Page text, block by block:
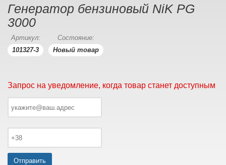
Генератор бензиновый NiK PG
3000
Артикул:
101327-3
Состояние:
Новый товар
Запрос на уведомление, когда товар станет доступным
Отправить